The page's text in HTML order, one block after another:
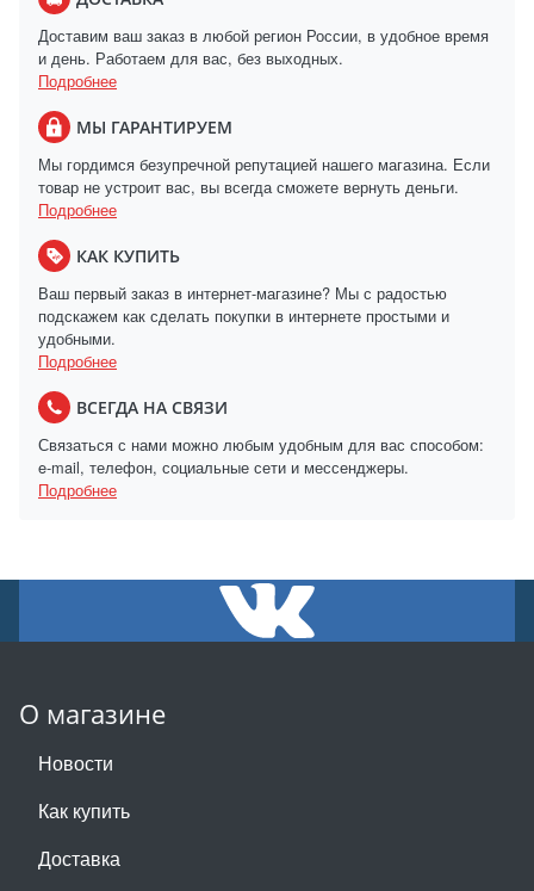
Доставим ваш заказ в любой регион России, в удобное время
и день. Работаем для вас, без выходных.
Подробнее
МЫ ГАРАНТИРУЕМ
Мы гордимся безупречной репутацией нашего магазина. Если
товар не устроит вас, вы всегда сможете вернуть деньги.
Подробнее
КАК КУПИТЬ
Ваш первый заказ в интернет-магазине? Мы с радостью
подскажем как сделать покупки в интернете простыми и
удобными.
Подробнее
ВСЕГДА НА СВЯЗИ
Связаться с нами можно любым удобным для вас способом:
e-mail, телефон, социальные сети и мессенджеры.
Подробнее
О магазине
Новости
Как купить
Доставка